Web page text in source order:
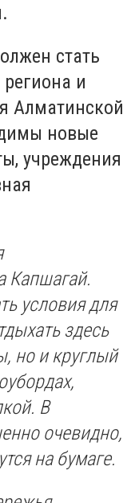
стать
и
Алматинской
новые
учреждения
Капшагай.
условия для
здесь
но и круглый
В
очевидно,
на бумаге.